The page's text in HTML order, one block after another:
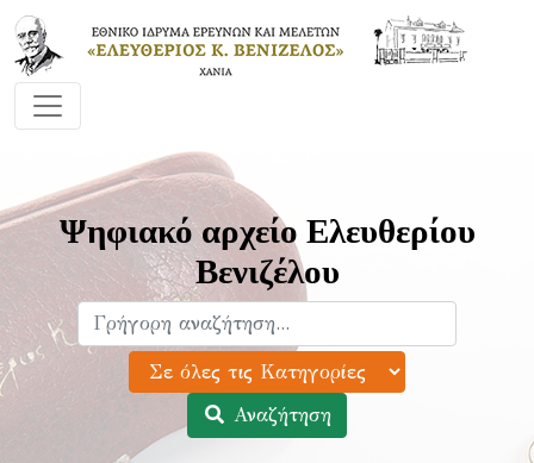
Ψηφιακό αρχείο Ελευθερίου
Βενιζέλου
Αναζήτηση